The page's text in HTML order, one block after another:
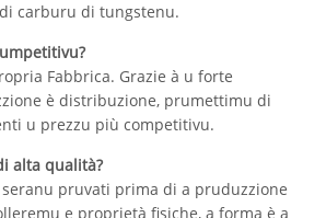
carburu di tungstenu.
Fabbrica. Grazie à u forte
è distribuzione, prumettimu di
u prezzu più competitivu.
alta qualità?
pruvati prima di a pruduzzione
e proprietà fisiche, a forma è a